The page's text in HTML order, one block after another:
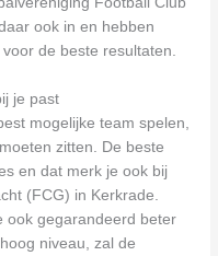
ook in en hebben
de beste resultaten.
je past
mogelijke team spelen,
zitten. De beste
en dat merk je ook bij
(FCG) in Kerkrade.
ook gegarandeerd beter
niveau, zal de